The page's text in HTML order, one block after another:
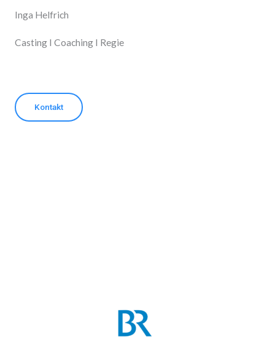
Inga Helfrich
Casting I Coaching I Regie
Kontakt